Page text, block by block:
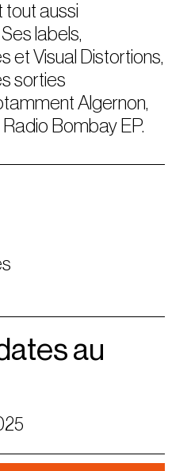
tout aussi
labels,
et Visual Distortions,
sorties
Algernon,
Bombay EP.
au